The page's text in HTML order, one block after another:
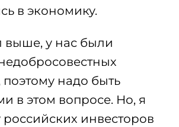
в экономику.
выше, у нас были
поэтому надо быть
в этом вопросе. Но, я
российских инвесторов